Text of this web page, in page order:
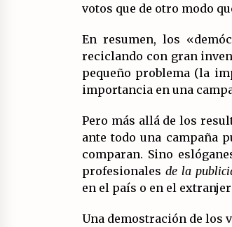
votos que de otro modo
En resumen, los
reciclando con gran
pequeño problema (la
importancia en una
Pero más allá de los
ante todo una campaña
comparan. Sino
profesionalesde la
en el país o en el
Una demostración de los